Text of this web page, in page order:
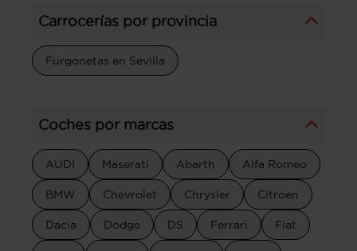
Carrocerías por provincia
Furgonetas en Sevilla
Coches por marcas
AUDI Maserati Abarth Alfa Romeo
BMW Chevrolet Chrysler Citroen
Dacia Dodge DS Ferrari Fiat